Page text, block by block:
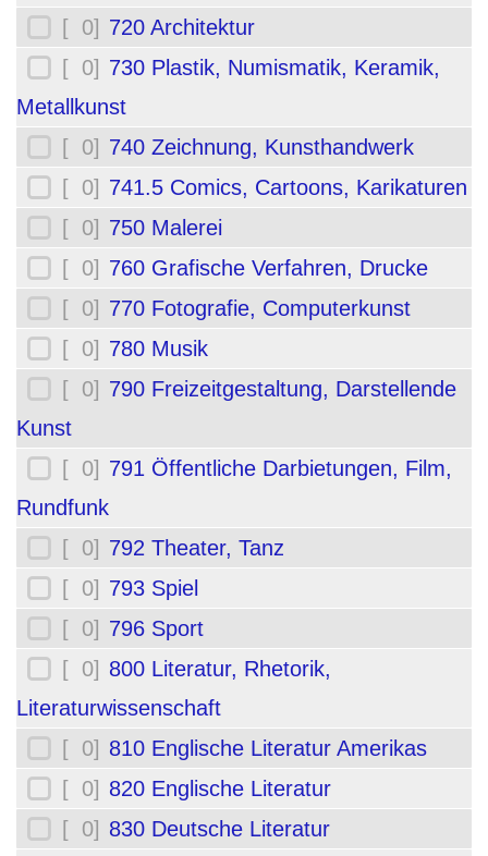
[ 0] 720 Architektur
[ 0] 730 Plastik, Numismatik, Keramik,
Metallkunst
[ 0] 740 Zeichnung, Kunsthandwerk
[ 0] 741.5 Comics, Cartoons, Karikaturen
[ 0] 750 Malerei
[ 0] 760 Grafische Verfahren, Drucke
[ 0] 770 Fotografie, Computerkunst
[ 0] 780 Musik
[ 0] 790 Freizeitgestaltung, Darstellende
Kunst
[ 0] 791 Öffentliche Darbietungen, Film,
Rundfunk
[ 0] 792 Theater, Tanz
[ 0] 793 Spiel
[ 0] 796 Sport
[ 0] 800 Literatur, Rhetorik,
Literaturwissenschaft
[ 0] 810 Englische Literatur Amerikas
[ 0] 820 Englische Literatur
[ 0] 830 Deutsche Literatur